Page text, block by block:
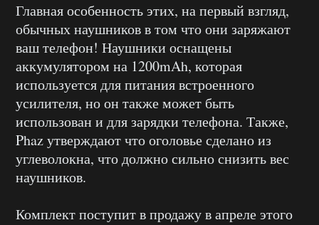
Главная особенность этих, на первый взгляд,
обычных наушников в том что они заряжают
ваш телефон! Наушники оснащены
аккумулятором на 1200mAh, которая
используется для питания встроенного
усилителя, но он также может быть
использован и для зарядки телефона. Также,
Phaz утверждают что оголовье сделано из
углеволокна, что должно сильно снизить вес
наушников.
Комплект поступит в продажу в апреле этого